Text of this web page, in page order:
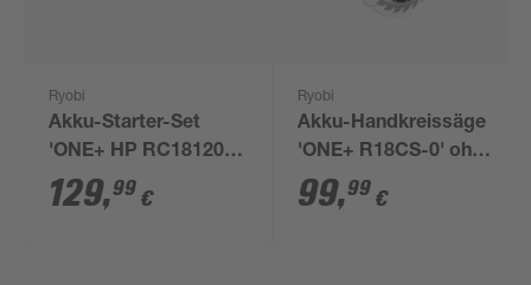
Ryobi
Akku-Starter-Set
'ONE+ HP RC18120-
150X' 18 V 5,0 Ah mit
Akku und Ladegerät
129,99 €
Ryobi
Akku-Handkreissäge
'ONE+ R18CS-0' ohne
Akku, Ø 165 mm
99,99 €